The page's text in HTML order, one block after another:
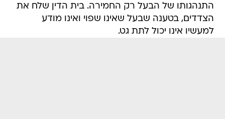
התנהגותו של הבעל רק החמירה. בית הדין שלח את
הצדדים, בטענה שבעל שאינו שפוי ואינו מודע
למעשיו אינו יכול לתת גט.